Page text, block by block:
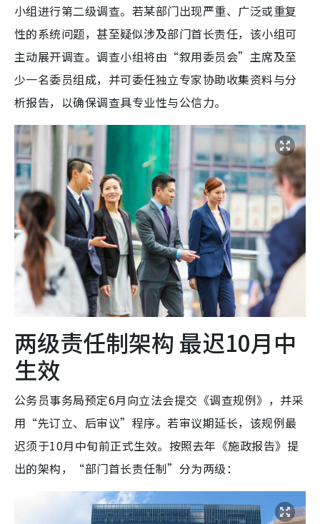
小组进行第二级调查。若某部门出现严重、广泛或重复
性的系统问题，甚至疑似涉及部门首长责任，该小组可
主动展开调查。调查小组将由“叙用委员会”主席及至
少一名委员组成，并可委任独立专家协助收集资料与分
析报告，以确保调查具专业性与公信力。
两级责任制架构 最迟10月中
生效
公务员事务局预定6月向立法会提交《调查规例》，并采
用“先订立、后审议”程序。若审议期延长，该规例最
迟须于10月中旬前正式生效。按照去年《施政报告》提
出的架构，“部门首长责任制”分为两级：